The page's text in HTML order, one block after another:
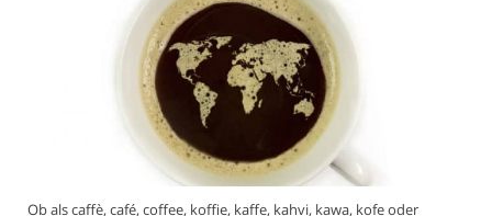
Ob als caffè, café, coffee, koffie, kaffe, kahvi, kawa, kofe oder